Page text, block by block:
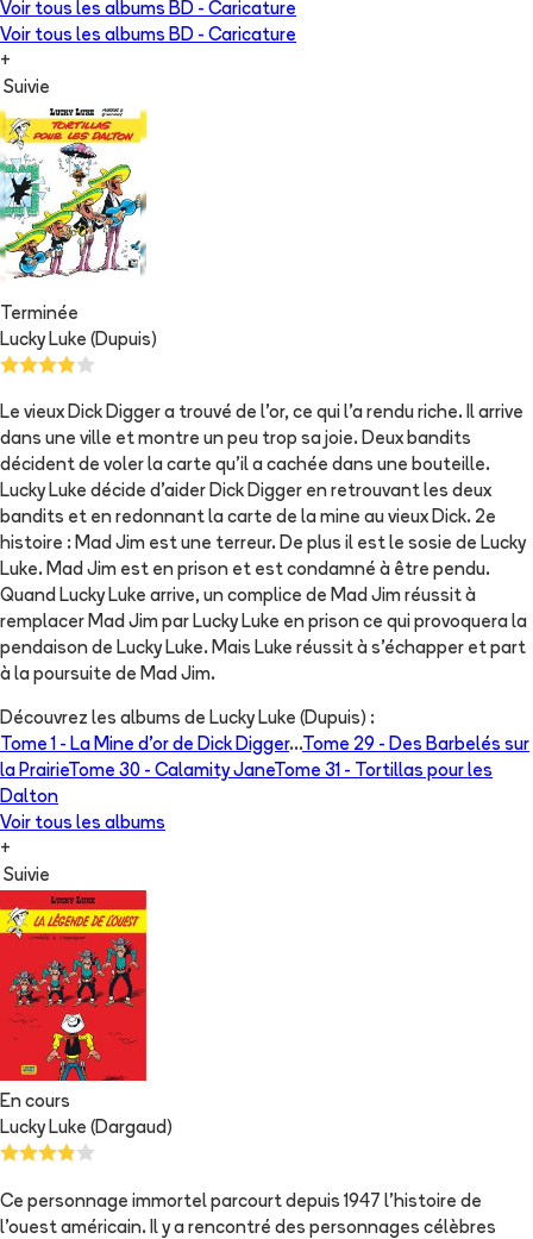
Voir tous les albums BD - Caricature
Voir tous les albums BD - Caricature
+
Suivie
Terminée
Lucky Luke (Dupuis)
Le vieux Dick Digger a trouvé de l'or, ce qui l'a rendu riche. Il arrive
dans une ville et montre un peu trop sa joie. Deux bandits
décident de voler la carte qu'il a cachée dans une bouteille.
Lucky Luke décide d'aider Dick Digger en retrouvant les deux
bandits et en redonnant la carte de la mine au vieux Dick. 2e
histoire : Mad Jim est une terreur. De plus il est le sosie de Lucky
Luke. Mad Jim est en prison et est condamné à être pendu.
Quand Lucky Luke arrive, un complice de Mad Jim réussit à
remplacer Mad Jim par Lucky Luke en prison ce qui provoquera la
pendaison de Lucky Luke. Mais Luke réussit à s'échapper et part
à la poursuite de Mad Jim.
Découvrez les albums de Lucky Luke (Dupuis) :
Tome 1 - La Mine d'or de Dick Digger...Tome 29 - Des Barbelés sur
la PrairieTome 30 - Calamity JaneTome 31 - Tortillas pour les
Dalton
Voir tous les albums
+
Suivie
En cours
Lucky Luke (Dargaud)
Ce personnage immortel parcourt depuis 1947 l'histoire de
l'ouest américain. Il y a rencontré des personnages célèbres